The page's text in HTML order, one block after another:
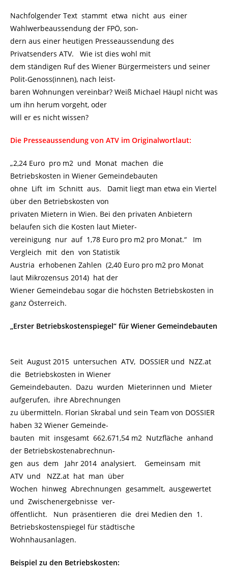
Nachfolgender Text stammt etwa nicht aus einer
Wahlwerbeaussendung der FPÖ, son-
dern aus einer heutigen Presseaussendung des
Privatsenders ATV. Wie ist dies wohl mit
dem ständigen Ruf des Wiener Bürgermeisters und seiner
Polit-Genoss(innen), nach leist-
baren Wohnungen vereinbar? Weiß Michael Häupl nicht was
um ihn herum vorgeht, oder
will er es nicht wissen?
Die Presseaussendung von ATV im Originalwortlaut:
„2,24 Euro pro m2 und Monat machen die
Betriebskosten in Wiener Gemeindebauten
ohne Lift im Schnitt aus. Damit liegt man etwa ein Viertel
über den Betriebskosten von
privaten Mietern in Wien. Bei den privaten Anbietern
belaufen sich die Kosten laut Mieter-
vereinigung nur auf 1,78 Euro pro m2 pro Monat.“ Im
Vergleich mit den von Statistik
Austria erhobenen Zahlen (2,40 Euro pro m2 pro Monat
laut Mikrozensus 2014) hat der
Wiener Gemeindebau sogar die höchsten Betriebskosten in
ganz Österreich.
„Erster Betriebskostenspiegel“ für Wiener Gemeindebauten
Seit August 2015 untersuchen ATV, DOSSIER und NZZ.at
die Betriebskosten in Wiener
Gemeindebauten. Dazu wurden Mieterinnen und Mieter
aufgerufen, ihre Abrechnungen
zu übermitteln. Florian Skrabal und sein Team von DOSSIER
haben 32 Wiener Gemeinde-
bauten mit insgesamt 662.671,54 m2 Nutzfläche anhand
der Betriebskostenabrechnun-
gen aus dem Jahr 2014 analysiert. Gemeinsam mit
ATV und NZZ.at hat man über
Wochen hinweg Abrechnungen gesammelt, ausgewertet
und Zwischenergebnisse ver-
öffentlicht. Nun präsentieren die drei Medien den 1.
Betriebskostenspiegel für städtische
Wohnhausanlagen.
Beispiel zu den Betriebskosten: